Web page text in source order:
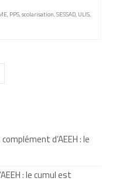
, PPS,scolarisation,SESSAD, ULIS,
d’AEEH : le
: le cumul est